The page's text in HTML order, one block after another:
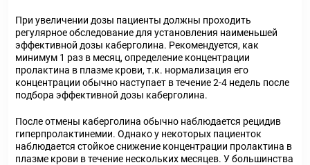
При увеличении дозы пациенты должны проходить
регулярное обследование для установления наименьшей
эффективной дозы каберголина. Рекомендуется, как
минимум 1 раз в месяц, определение концентрации
пролактина в плазме крови, т.к. нормализация его
концентрации обычно наступает в течение 2-4 недель после
подбора эффективной дозы каберголина.
После отмены каберголина обычно наблюдается рецидив
гиперпролактинемии. Однако у некоторых пациенток
наблюдается стойкое снижение концентрации пролактина в
плазме крови в течение нескольких месяцев. У большинства